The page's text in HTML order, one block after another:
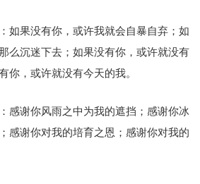
如果没有你，或许我就会自暴自弃；如
么沉迷下去；如果没有你，或许就没有
你，或许就没有今天的我。
感谢你风雨之中为我的遮挡；感谢你冰
感谢你对我的培育之恩；感谢你对我的